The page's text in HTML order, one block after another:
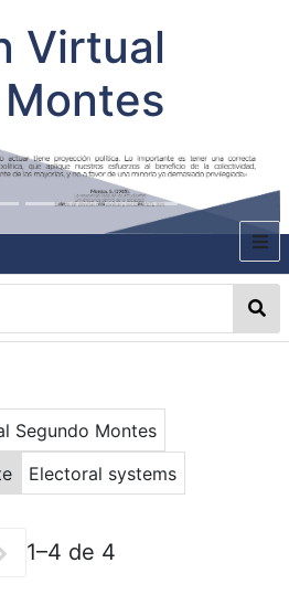
Virtual
P. SEGUNDO MONTES
Segundo Montes
Electoral systems
1–4 de 4